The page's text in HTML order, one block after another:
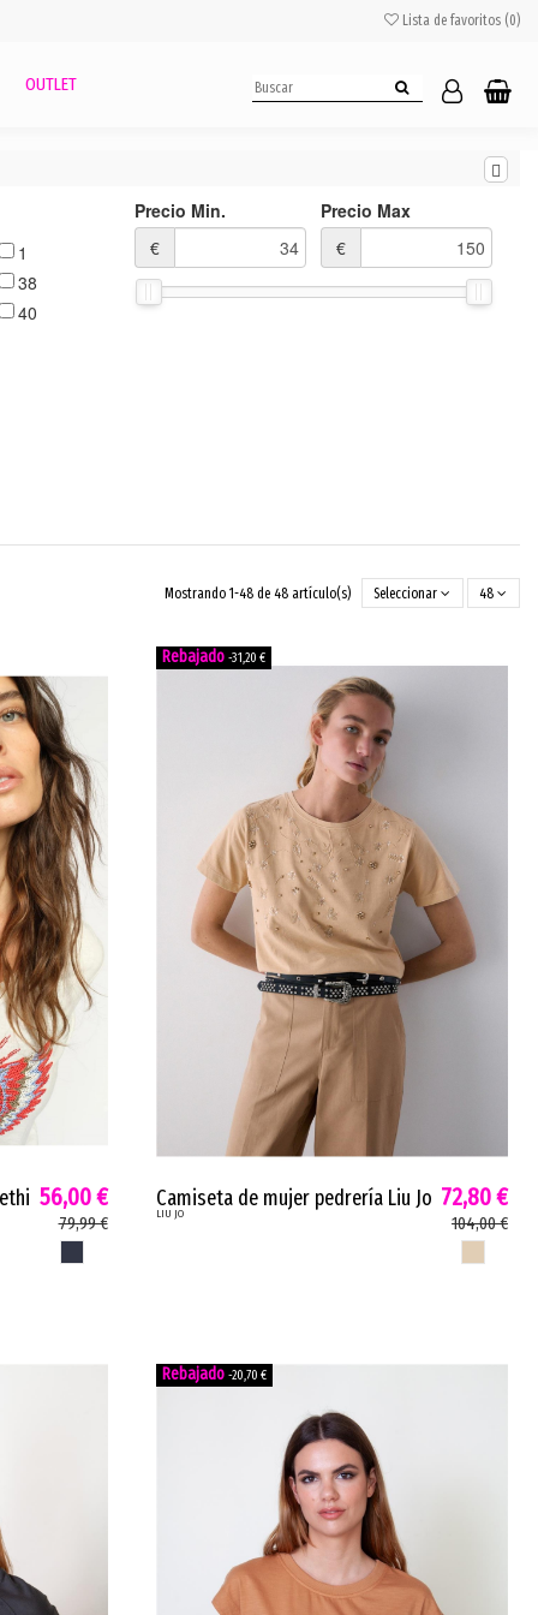
Lista de favoritos (0)
OUTLET
1
38
40
Precio Min.
€
Precio Max
€
Mostrando 1-48 de 48 artículo(s) Seleccionar 48
56,00 €
79,99 €
-31,20 €
Camiseta de mujer pedrería Liu Jo
punto bordados joya beige
LIU JO
72,80 €
104,00 €
-20,70 €